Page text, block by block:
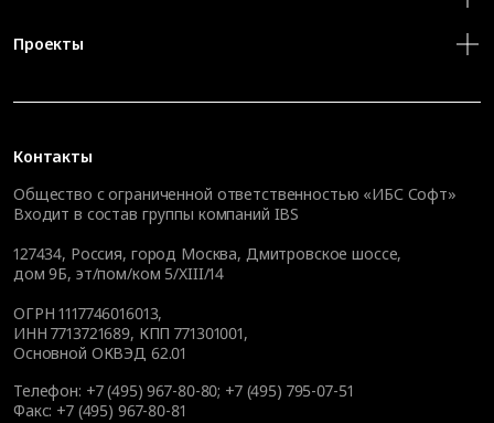
Контакты
Общество с ограниченной ответственностью «ИБС Софт»
Входит в состав группы компаний IBS
127434, Россия, город Москва, Дмитровское шоссе,
дом 9Б, эт/пом/ком 5/XIII/14
ОГРН 1117746016013,
ИНН 7713721689, КПП 771301001,
Основной ОКВЭД 62.01
Телефон: +7 (495) 967-80-80; +7 (495) 795-07-51
Факс: +7 (495) 967-80-81
Проекты